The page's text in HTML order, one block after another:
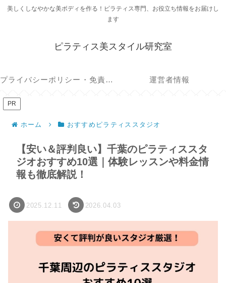
美しくしなやかな美ボディを作る！ピラティス専門、お役立ち情報をお届けし
ます
ピラティス美スタイル研究室
プライバシーポリシー・免責事項 運営者情報
PR
ホーム おすすめピラティススタジオ
【安い＆評判良い】千葉のピラティススタ
ジオおすすめ10選｜体験レッスンや料金情
報も徹底解説！
2025.12.11 2026.04.03